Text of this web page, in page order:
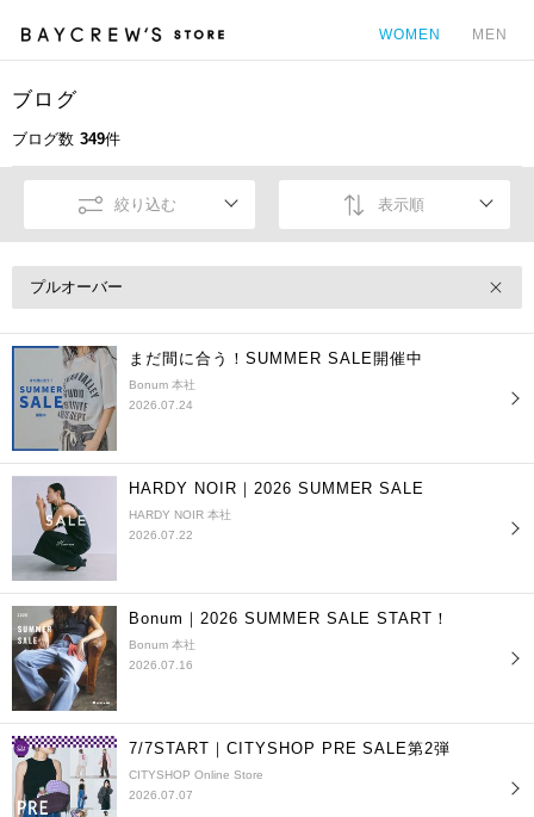
WOMEN MEN
ブログ
ブログ数 349件
絞り込む 表示順
プルオーバー
まだ間に合う！SUMMER SALE開催中
Bonum 本社
2026.07.24
HARDY NOIR｜2026 SUMMER SALE
HARDY NOIR 本社
2026.07.22
Bonum｜2026 SUMMER SALE START！
Bonum 本社
2026.07.16
7/7START｜CITYSHOP PRE SALE第2弾
CITYSHOP Online Store
2026.07.07